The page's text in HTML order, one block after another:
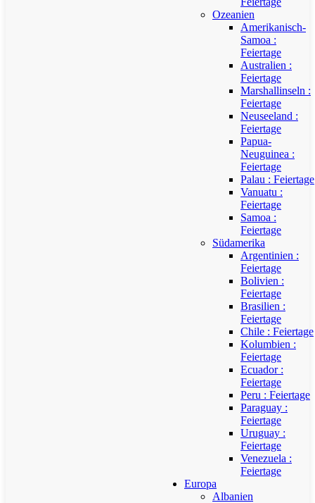
Ozeanien
Amerikanisch-
Samoa :
Feiertage
Australien :
Feiertage
Marshallinseln :
Feiertage
Neuseeland :
Feiertage
Papua-
Neuguinea :
Feiertage
Palau : Feiertage
Vanuatu :
Feiertage
Samoa :
Feiertage
Südamerika
Argentinien :
Feiertage
Bolivien :
Feiertage
Brasilien :
Feiertage
Chile : Feiertage
Kolumbien :
Feiertage
Ecuador :
Feiertage
Peru : Feiertage
Paraguay :
Feiertage
Uruguay :
Feiertage
Venezuela :
Feiertage
Europa
Albanien